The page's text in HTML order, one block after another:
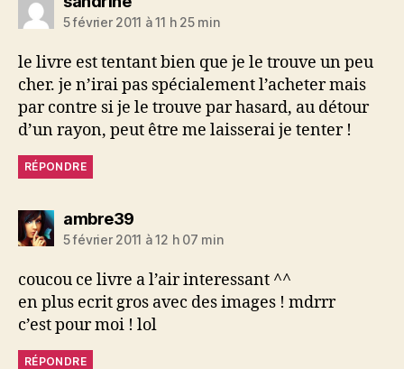
5 février 2011 à 11 h 25 min
le livre est tentant bien que je le trouve un peu
cher. je n’irai pas spécialement l’acheter mais
par contre si je le trouve par hasard, au détour
d’un rayon, peut être me laisserai je tenter !
RÉPONDRE
ambre39dit :
5 février 2011 à 12 h 07 min
coucou ce livre a l’air interessant ^^
en plus ecrit gros avec des images ! mdrrr
c’est pour moi ! lol
RÉPONDRE